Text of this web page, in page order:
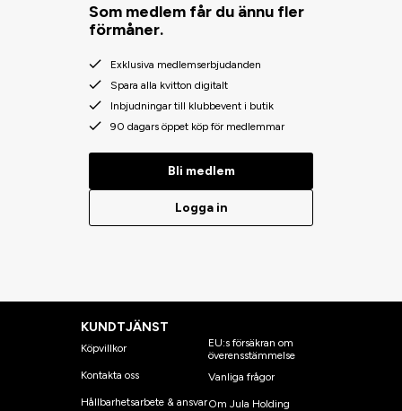
Som medlem får du ännu fler
förmåner.
Exklusiva medlemserbjudanden
Spara alla kvitton digitalt
Inbjudningar till klubbevent i butik
90 dagars öppet köp för medlemmar
Bli medlem
Logga in
KUNDTJÄNST
Köpvillkor
Kontakta oss
Hållbarhetsarbete & ansvar
EU:s försäkran om
överensstämmelse
Vanliga frågor
Om Jula Holding